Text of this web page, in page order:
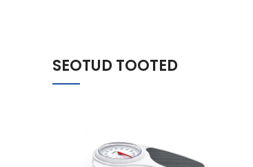
SEOTUD TOOTED